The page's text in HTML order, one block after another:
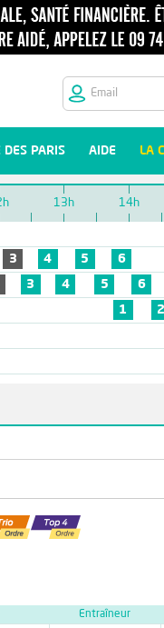
DES PARIS AIDE LA
13h 14h
3 4 5
6
3 4 5 6
1
2
Entraîneur